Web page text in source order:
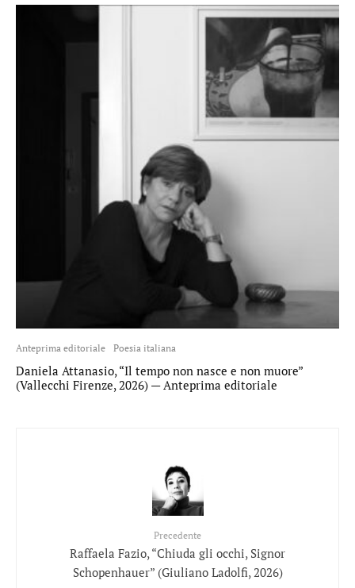
Anteprima editoriale Poesia italiana
Daniela Attanasio, “Il tempo non nasce e non muore”
(Vallecchi Firenze, 2026) — Anteprima editoriale
Precedente
Raffaela Fazio, “Chiuda gli occhi, Signor
Schopenhauer” (Giuliano Ladolfi, 2026)